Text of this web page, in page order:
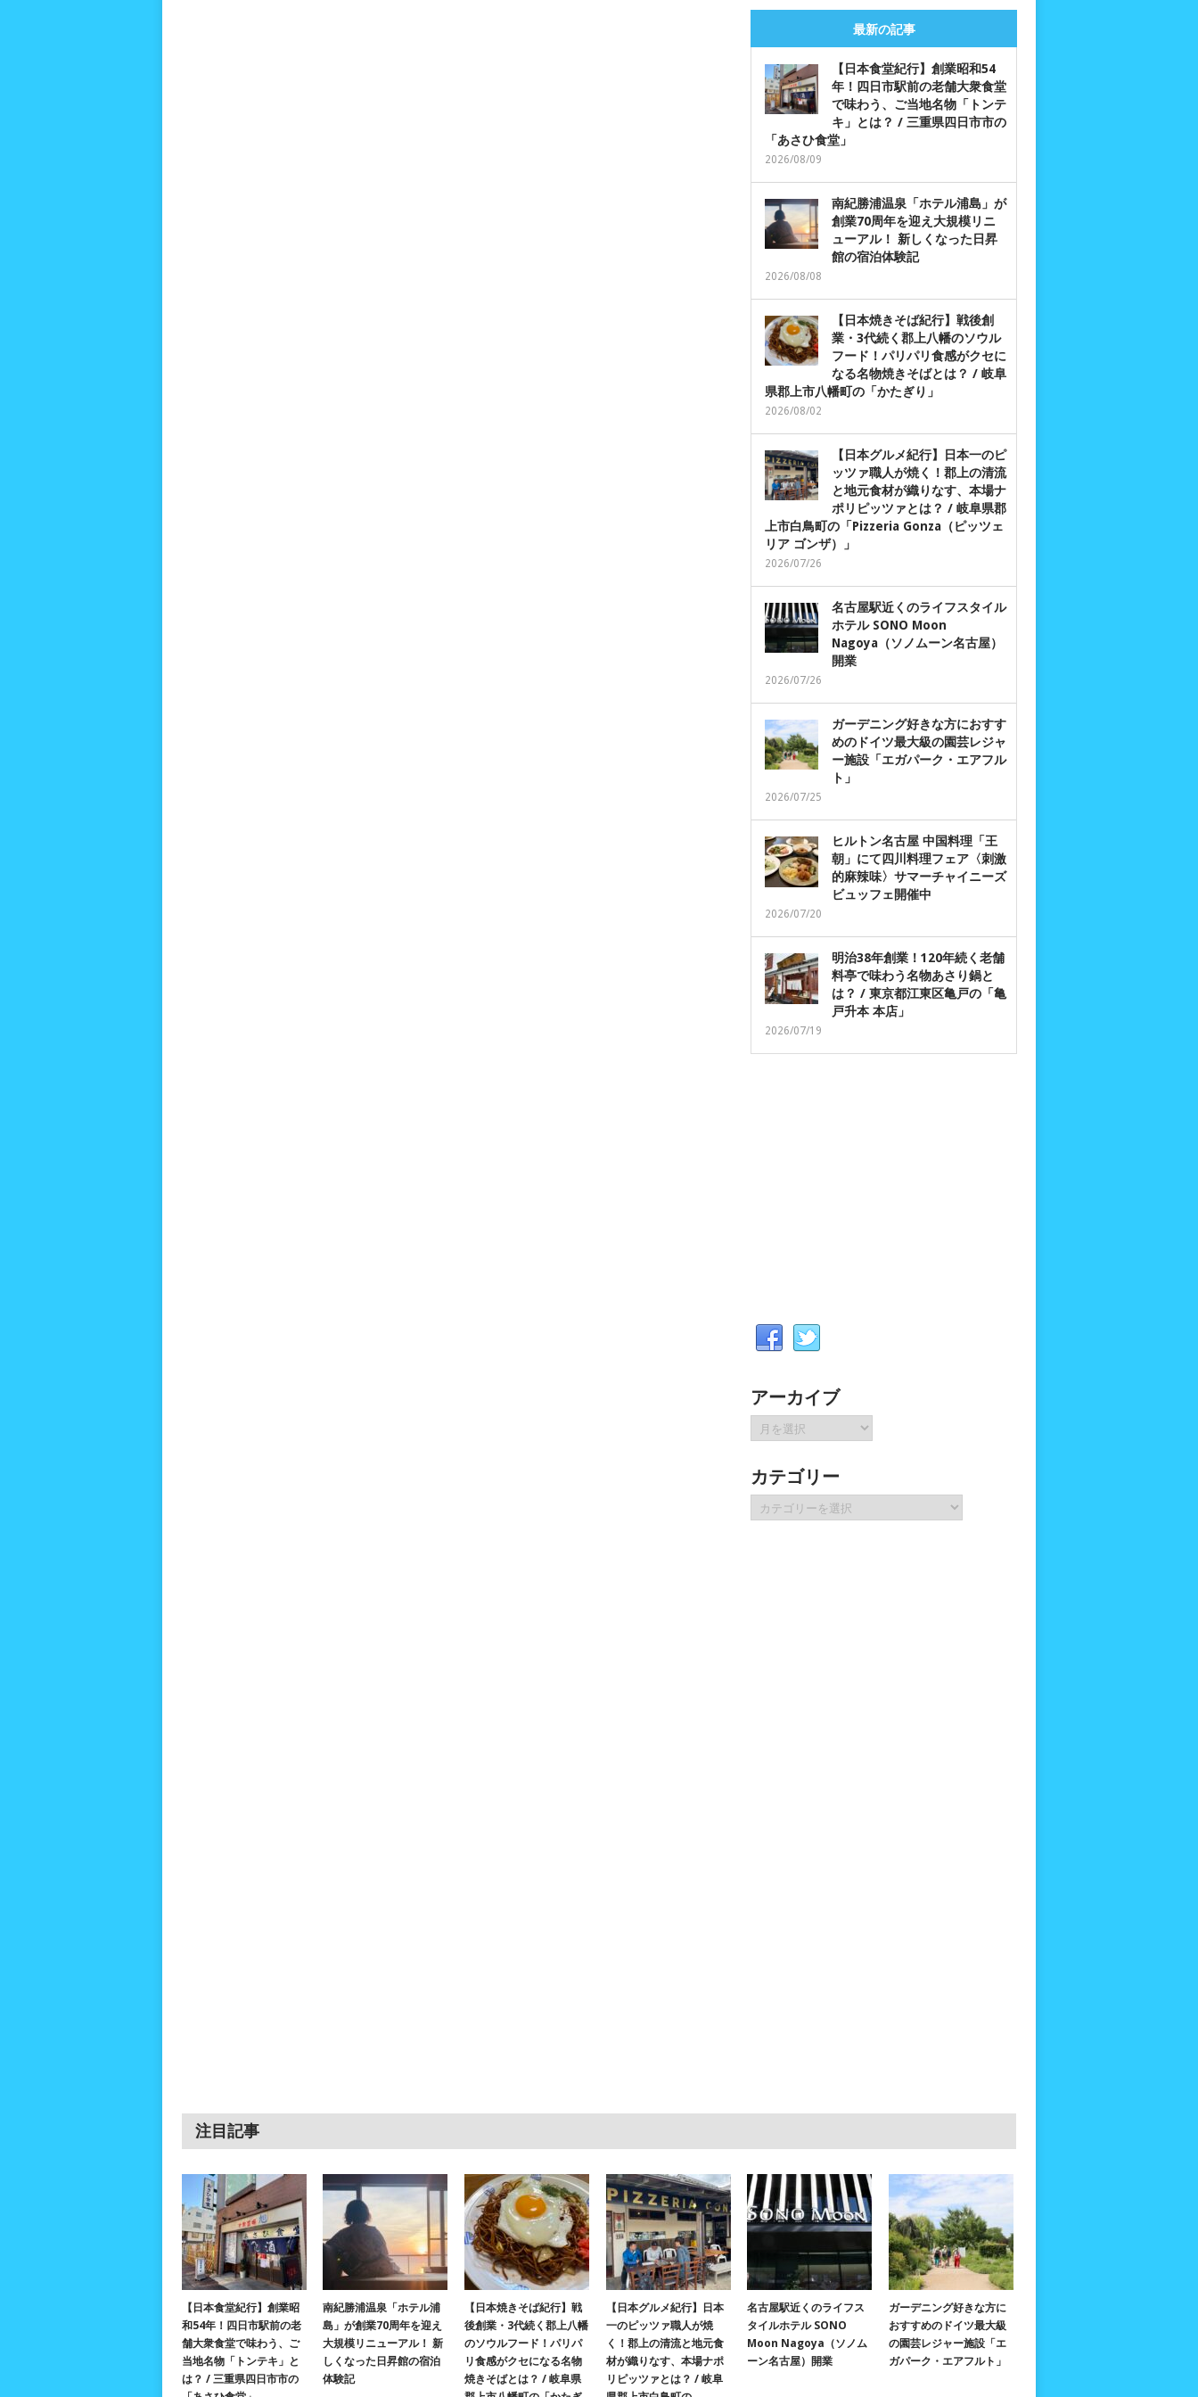
最新の記事
【日本食堂紀行】創業昭和54
年！四日市駅前の老舗大衆食堂
で味わう、ご当地名物「トンテ
キ」とは？ / 三重県四日市市の
「あさひ食堂」
2026/08/09
南紀勝浦温泉「ホテル浦島」が
創業70周年を迎え大規模リニ
ューアル！ 新しくなった日昇
館の宿泊体験記
2026/08/08
【日本焼きそば紀行】戦後創
業・3代続く郡上八幡のソウル
フード！パリパリ食感がクセに
なる名物焼きそばとは？ / 岐阜
県郡上市八幡町の「かたぎり」
2026/08/02
【日本グルメ紀行】日本一のピ
ッツァ職人が焼く！郡上の清流
と地元食材が織りなす、本場ナ
ポリピッツァとは？ / 岐阜県郡
上市白鳥町の「Pizzeria Gonza（ピッツェ
リア ゴンザ）」
2026/07/26
名古屋駅近くのライフスタイル
ホテル SONO Moon
Nagoya（ソノムーン名古屋）
開業
2026/07/26
ガーデニング好きな方におすす
めのドイツ最大級の園芸レジャ
ー施設「エガパーク・エアフル
ト」
2026/07/25
ヒルトン名古屋 中国料理「王
朝」にて四川料理フェア〈刺激
的麻辣味〉サマーチャイニーズ
ビュッフェ開催中
2026/07/20
明治38年創業！120年続く老舗
料亭で味わう名物あさり鍋と
は？ / 東京都江東区亀戸の「亀
戸升本 本店」
2026/07/19
アーカイブ
ア
ー
イ
ブ
カテゴリー
テ
注目記事
【日本食堂紀行】創業昭
和54年！四日市駅前の老
舗大衆食堂で味わう、ご
当地名物「トンテキ」と
は？ / 三重県四日市市の
南紀勝浦温泉「ホテル浦
島」が創業70周年を迎え
大規模リニューアル！ 新
しくなった日昇館の宿泊
体験記
【日本焼きそば紀行】戦
後創業・3代続く郡上八幡
のソウルフード！パリパ
リ食感がクセになる名物
焼きそばとは？ / 岐阜県
【日本グルメ紀行】日本
一のピッツァ職人が焼
く！郡上の清流と地元食
材が織りなす、本場ナポ
リピッツァとは？ / 岐阜
名古屋駅近くのライフス
タイルホテル SONO
Moon Nagoya（ソノム
ーン名古屋）開業
ガーデニング好きな方に
おすすめのドイツ最大級
の園芸レジャー施設「エ
ガパーク・エアフルト」